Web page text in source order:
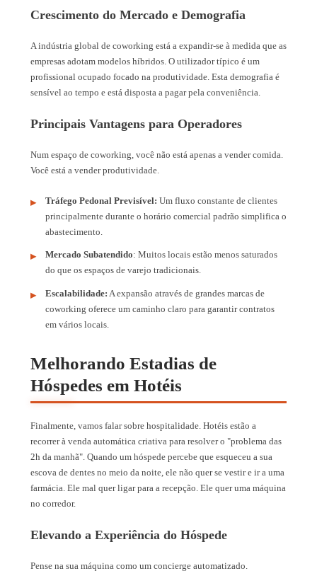
Crescimento do Mercado e Demografia
A indústria global de coworking está a expandir-se à medida que as
empresas adotam modelos híbridos. O utilizador típico é um
profissional ocupado focado na produtividade. Esta demografia é
sensível ao tempo e está disposta a pagar pela conveniência.
Principais Vantagens para Operadores
Num espaço de coworking, você não está apenas a vender comida.
Você está a vender produtividade.
Tráfego Pedonal Previsível: Um fluxo constante de clientes
principalmente durante o horário comercial padrão simplifica o
abastecimento.
Mercado Subatendido: Muitos locais estão menos saturados
do que os espaços de varejo tradicionais.
Escalabilidade: A expansão através de grandes marcas de
coworking oferece um caminho claro para garantir contratos
em vários locais.
Melhorando Estadias de
Hóspedes em Hotéis
Finalmente, vamos falar sobre hospitalidade. Hotéis estão a
recorrer à venda automática criativa para resolver o "problema das
2h da manhã". Quando um hóspede percebe que esqueceu a sua
escova de dentes no meio da noite, ele não quer se vestir e ir a uma
farmácia. Ele mal quer ligar para a recepção. Ele quer uma máquina
no corredor.
Elevando a Experiência do Hóspede
Pense na sua máquina como um concierge automatizado.